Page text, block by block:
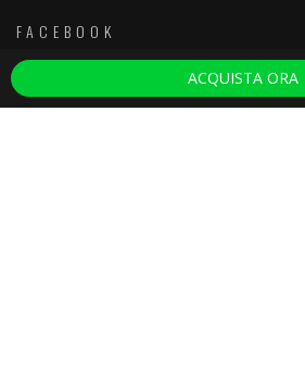
FACEBOOK
Discoteche Firenze
ACQUISTA ORA